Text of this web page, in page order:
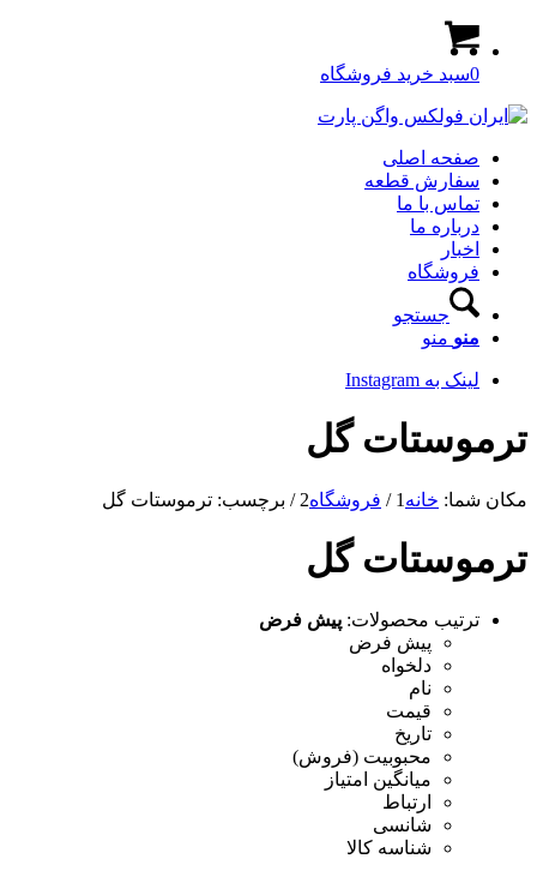
0سبد خرید فروشگاه
صفحه اصلی
سفارش قطعه
تماس با ما
درباره ما
اخبار
فروشگاه
جستجو
منو منو
لینک به Instagram
ترموستات گل
مکان شما: خانه 1
/ فروشگاه2
/ برچسب: ترموستات گل
ترموستات گل
ترتیب محصولات: پیش فرض
پیش فرض
دلخواه
نام
قیمت
تاریخ
محبوبیت (فروش)
میانگین امتیاز
ارتباط
شانسی
شناسه کالا